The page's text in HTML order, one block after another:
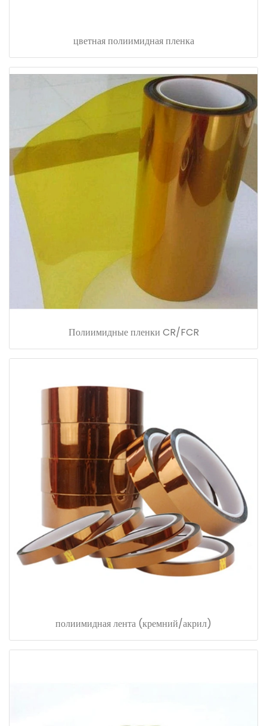
цветная полиимидная пленка
Полиимидные пленки CR/FCR
полиимидная лента (кремний/акрил)